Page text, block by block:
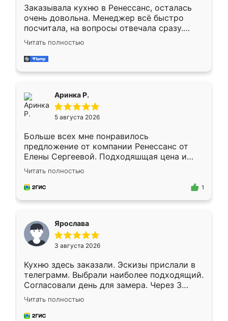
Заказывала кухню в Ренессанс, осталась
очень довольна. Менеджер всё быстро
посчитала, на вопросы отвечала сразу.
Замерщик приехал в субботу, подошёл к
делу со всей ответственностью. Собрали
за день, ребята работали аккуратно, даже
Читать полностью
Аринка Р.
5 августа 2026
Больше всех мне понравилось
предложение от компании Ренессанс от
Елены Сергеевой. Подходяшщая цена и
короткие сроки изготовления. Приехавший
для замера сотрудник Владислав
предложил по моему эскизу самый
Читать полностью
1
Ярослава
3 августа 2026
Кухню здесь заказали. Эскизы прислали в
телеграмм. Выбрали наиболее подходящий.
Согласовали день для замера. Через 3
недели кухня была уже готова. Остались
довольны работой. Спасибо Ренессанс
мебель за качественную работу!
Читать полностью